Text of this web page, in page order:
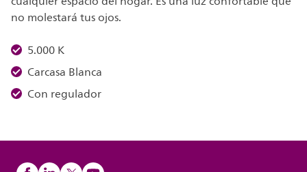
no molestará tus ojos.
5.000 K
Carcasa Blanca
Con regulador